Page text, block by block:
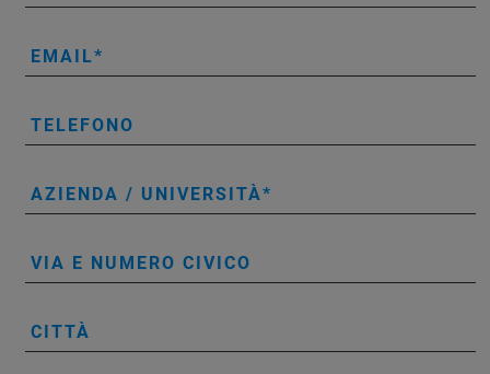
EMAIL
TELEFONO
AZIENDA / UNIVERSITÀ
VIA E NUMERO CIVICO
CITTÀ